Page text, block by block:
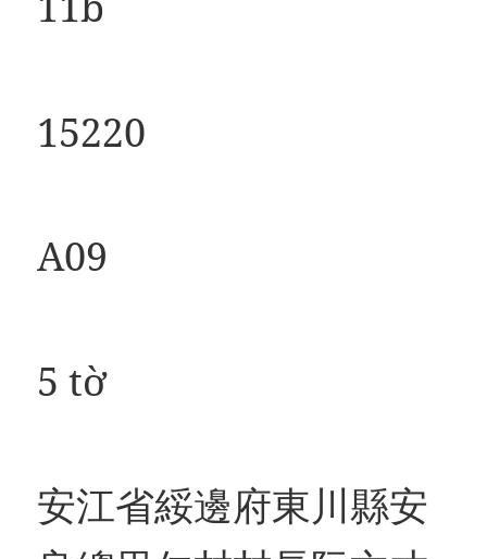
15220
A09
5 tờ
安江省綏邊府東川縣安